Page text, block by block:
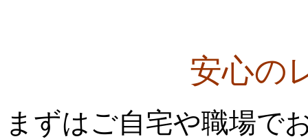
安心の
まずはご自宅や職場で